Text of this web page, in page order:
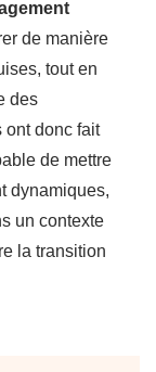
de manière
tout en
des
ont donc fait
de mettre
dynamiques,
un contexte
la transition